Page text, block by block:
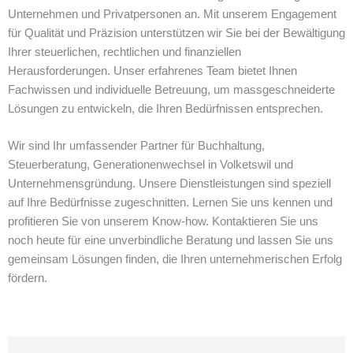
Unternehmen und Privatpersonen an. Mit unserem Engagement
für Qualität und Präzision unterstützen wir Sie bei der Bewältigung
Ihrer steuerlichen, rechtlichen und finanziellen
Herausforderungen. Unser erfahrenes Team bietet Ihnen
Fachwissen und individuelle Betreuung, um massgeschneiderte
Lösungen zu entwickeln, die Ihren Bedürfnissen entsprechen.
Wir sind Ihr umfassender Partner für Buchhaltung,
Steuerberatung, Generationenwechsel in Volketswil und
Unternehmensgründung. Unsere Dienstleistungen sind speziell
auf Ihre Bedürfnisse zugeschnitten. Lernen Sie uns kennen und
profitieren Sie von unserem Know-how. Kontaktieren Sie uns
noch heute für eine unverbindliche Beratung und lassen Sie uns
gemeinsam Lösungen finden, die Ihren unternehmerischen Erfolg
fördern.